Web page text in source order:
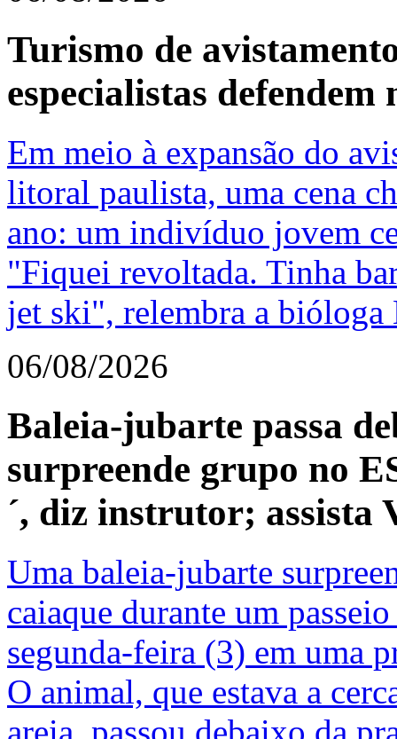
Turismo de
especialistas
Em meio à expansão do
litoral paulista, uma cena
ano: um indivíduo jovem
"Fiquei revoltada. Tinha
jet ski", relembra a
06/08/2026
Baleia-jubarte passa
surpreende grupo no
´, diz instrutor; assista
Uma baleia-jubarte
caiaque durante um
segunda-feira (3) em uma
O animal, que estava a
areia, passou debaixo da